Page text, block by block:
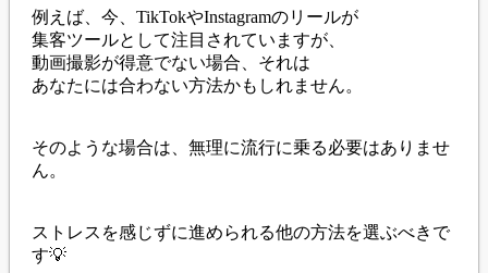
例えば、今、TikTokやInstagramのリールが
集客ツールとして注目されていますが、
動画撮影が得意でない場合、それは
あなたには合わない方法かもしれません。
そのような場合は、無理に流行に乗る必要はありませ
ん。
ストレスを感じずに進められる他の方法を選ぶべきで
す💡